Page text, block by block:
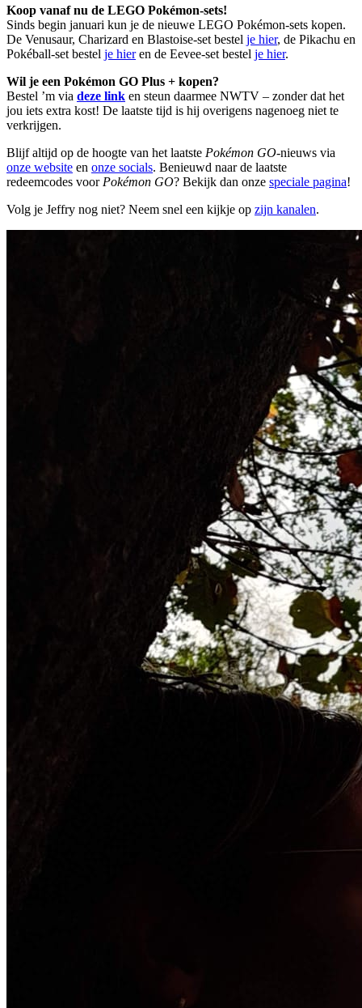
Koop vanaf nu de LEGO Pokémon-sets!
Sinds begin januari kun je de nieuwe LEGO Pokémon-sets kopen.
De Venusaur, Charizard en Blastoise-set bestel je hier, de Pikachu en
Pokéball-set bestel je hieren de Eevee-set bestel je hier.
Wil je een Pokémon GO Plus + kopen?
Bestel ’m via deze link en steun daarmee NWTV – zonder dat het
jou iets extra kost! De laatste tijd is hij overigens nagenoeg niet te
verkrijgen.
Blijf altijd op de hoogte van het laatste Pokémon GO-nieuws via
onze website en onze socials. Benieuwd naar de laatste
redeemcodes voor Pokémon GO? Bekijk dan onze speciale pagina!
Volg je Jeffry nog niet? Neem snel een kijkje op zijn kanalen.